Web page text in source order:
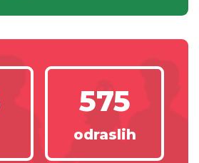
575
odraslih